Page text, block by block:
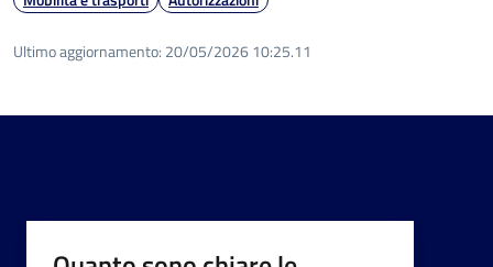
Ultimo aggiornamento: 20/05/2026 10:25.11